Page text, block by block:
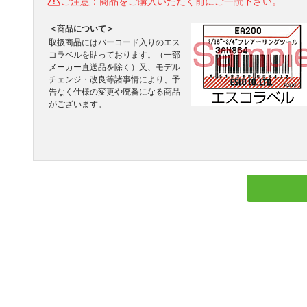
＜商品について＞
取扱商品にはバーコード入りのエス
コラベルを貼っております。（一部
メーカー直送品を除く）又、モデル
チェンジ・改良等諸事情により、予
告なく仕様の変更や廃番になる商品
がございます。